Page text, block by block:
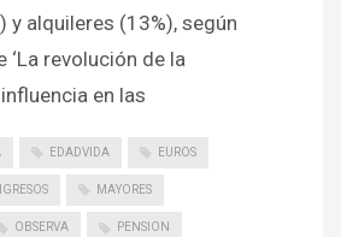
y alquileres (13%), según
‘La revolución de la
en las
EDADVIDA EUROS
MAYORES
OBSERVA PENSION